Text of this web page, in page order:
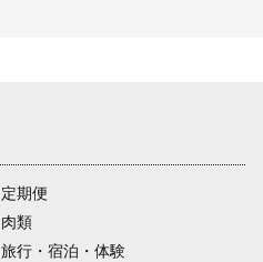
定期便
肉類
旅行・宿泊・体験